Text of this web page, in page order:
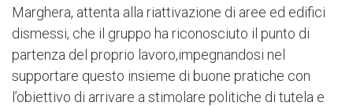
Marghera, attenta alla riattivazione di aree ed edifici
dismessi, che il gruppo ha riconosciuto il punto di
partenza del proprio lavoro,impegnandosi nel
supportare questo insieme di buone pratiche con
l’obiettivo di arrivare a stimolare politiche di tutela e